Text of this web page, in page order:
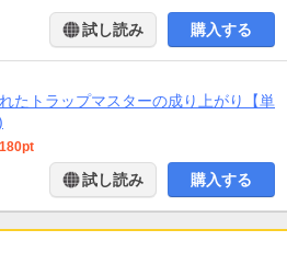
試し読み 購入する
たトラップマスターの成り上がり【単
180pt
試し読み 購入する